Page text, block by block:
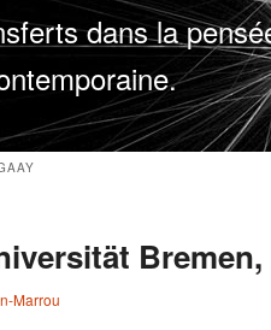
dans la
Marrou